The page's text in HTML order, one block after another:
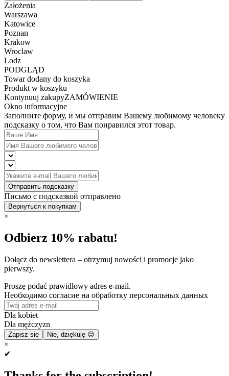
Założenia
Warszawa
Katowice
Poznan
Krakow
Wroclaw
Lodz
PODGLĄD
Towar dodany do koszyka
Produkt w koszyku
Kontynuuj zakupyZAMÓWIENIE
Okno informacyjne
Заполните форму, и мы отправим Вашему любимому человеку
подсказку о том, что Вам понравился этот товар.
Отправить подсказку
Письмо с подсказкой отправлено
Вернуться к покупкам
×
Odbierz 10% rabatu!
Dołącz do newslettera – otrzymuj nowości i promocje jako
pierwszy.
Proszę podać prawidłowy adres e-mail.
Необходимо согласие на обработку персональных данных
Dla kobiet
Dla mężczyzn
Zapisz się Nie, dziękuję 😔
×
✔